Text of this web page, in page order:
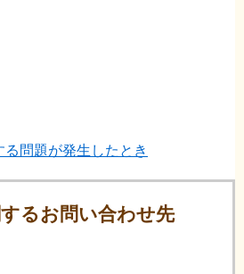
問題が発生したとき
るお問い合わせ先